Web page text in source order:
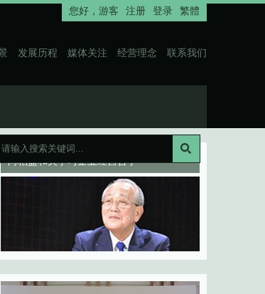
您好， 游客 注册 登录 繁體
发展历程 媒体关注 经营理念 联系我们
向稻盛和夫学习企业经营哲学